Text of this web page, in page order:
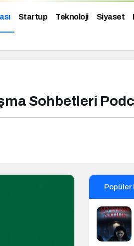
Startup Teknoloji Siyaset
Sohbetleri
Popüler